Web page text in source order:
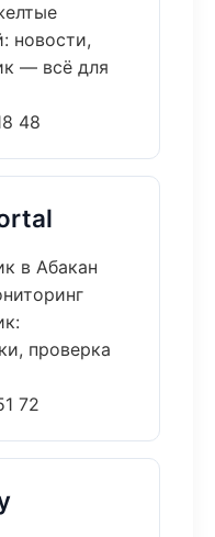
новости,
— всё для
48
в Абакан
проверка
72